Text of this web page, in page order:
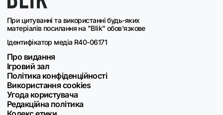
При цитуванні та використанні будь-яких
матеріалів посилання на "Blik" обов'язкове
Ідентифікатор медіа R40-06171
Про видання
Ігровий зал
Політика конфіденційності
Використання cookies
Угода користувача
Редакційна політика